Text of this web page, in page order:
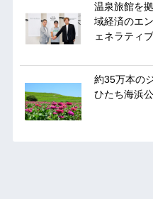
温泉旅館を
域経済のエ
ェネラティ
約35万本の
ひたち海浜公